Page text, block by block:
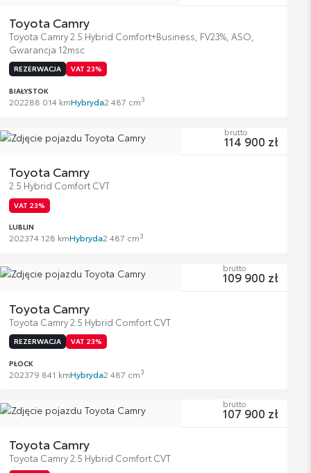
Toyota Camry
Toyota Camry 2.5 Hybrid Comfort+Business, FV23%, ASO,
Gwarancja 12msc
REZERWACJA VAT 23%
BIAŁYSTOK
202288 014 kmHybryda2 487 cm3
Toyota Camry
2.5 Hybrid Comfort CVT
VAT 23%
LUBLIN
202374 128 kmHybryda2 487 cm3
brutto
114 900 zł
Toyota Camry
Toyota Camry 2.5 Hybrid Comfort CVT
REZERWACJA VAT 23%
PŁOCK
202379 841 kmHybryda2 487 cm3
brutto
109 900 zł
Toyota Camry
Toyota Camry 2.5 Hybrid Comfort CVT
brutto
107 900 zł